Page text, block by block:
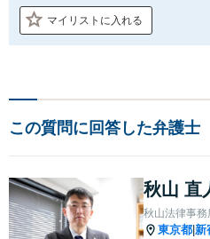
マイリストに入れる
この質問に回答した弁護士
秋山 直
秋山法律事務
東京都 新